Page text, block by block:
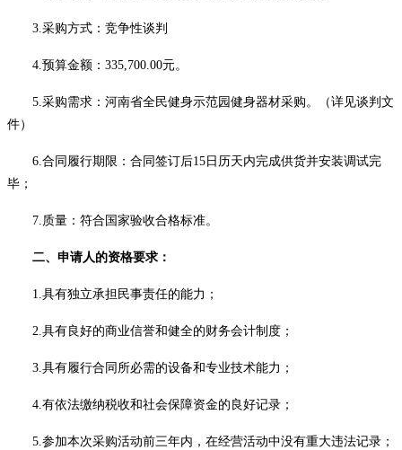
3.采购方式：竞争性谈判
4.预算金额：335,700.00元。
5.采购需求 ： 河南省全民健身示范园健身器材采购。（详见谈判文
件）
6.合同履行期限：合同签订后15 日历天内完成供货并安装调试完
毕 ；
7.质量： 符合国家验收合格标准。
二、申请人的资格要求：
1.具有独立承担民事责任的能力；
2.具有良好的商业信誉和健全的财务会计制度；
3.具有履行合同所必需的设备和专业技术能力；
4.有依法缴纳税收和社会保障资金的良好记录；
5.参加本次采购活动前三年内，在经营活动中没有重大违法记录；